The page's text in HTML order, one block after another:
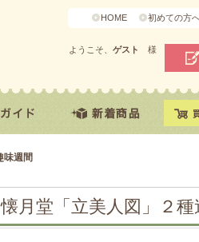
HOME 初めての方
ようこそ、 ゲスト 様
味週間
月堂「立美人図」２種